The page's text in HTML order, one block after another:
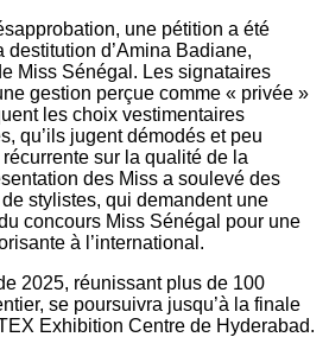
une pétition a été
destitution d’Amina Badiane,
Miss Sénégal. Les signataires
gestion perçue comme « privée »
les choix vestimentaires
qu’ils jugent démodés et peu
sur la qualité de la
des Miss a soulevé des
stylistes, qui demandent une
concours Miss Sénégal pour une
à l’international.
2025, réunissant plus de 100
se poursuivra jusqu’à la finale
Exhibition Centre de Hyderabad.